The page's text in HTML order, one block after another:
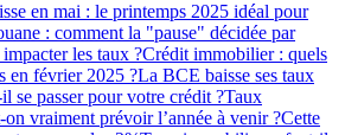
en mai : le printemps 2025 idéal pour
: comment la "pause" décidée par
les taux ?Crédit immobilier : quels
en février 2025 ?La BCE baisse ses taux
se passer pour votre crédit ?Taux
vraiment prévoir l’année à venir ?Cette